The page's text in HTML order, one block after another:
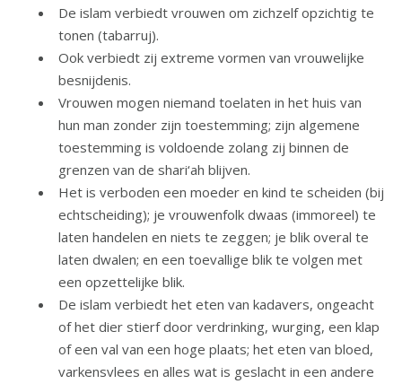
De islam verbiedt vrouwen om zichzelf opzichtig te
tonen (tabarruj).
Ook verbiedt zij extreme vormen van vrouwelijke
besnijdenis.
Vrouwen mogen niemand toelaten in het huis van
hun man zonder zijn toestemming; zijn algemene
toestemming is voldoende zolang zij binnen de
grenzen van de shari‘ah blijven.
Het is verboden een moeder en kind te scheiden (bij
echtscheiding); je vrouwenfolk dwaas (immoreel) te
laten handelen en niets te zeggen; je blik overal te
laten dwalen; en een toevallige blik te volgen met
een opzettelijke blik.
De islam verbiedt het eten van kadavers, ongeacht
of het dier stierf door verdrinking, wurging, een klap
of een val van een hoge plaats; het eten van bloed,
varkensvlees en alles wat is geslacht in een andere